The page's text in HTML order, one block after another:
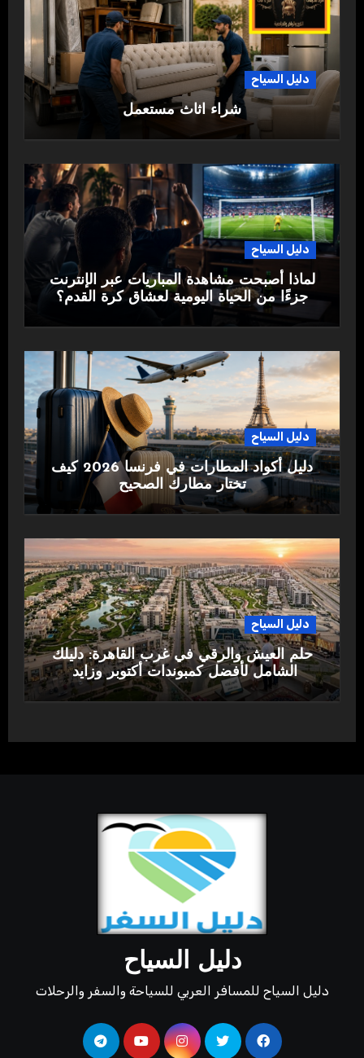
دليل السياح
شراء اثاث مستعمل
دليل السياح
لماذا أصبحت مشاهدة المباريات عبر الإنترنت
جزءًا من الحياة اليومية لعشاق كرة القدم؟
دليل السياح
دليل أكواد المطارات في فرنسا 2026 كيف
تختار مطارك الصحيح
دليل السياح
حلم العيش والرقي في غرب القاهرة: دليلك
الشامل لأفضل كمبوندات أكتوبر وزايد
دليل السياح
دليل السياح للمسافر العربي للسياحة والسفر والرحلات